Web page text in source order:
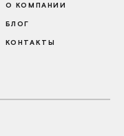
О КОМПАНИИ
БЛОГ
КОНТАКТЫ